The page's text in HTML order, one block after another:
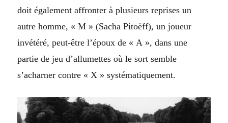
doit également affronter à plusieurs reprises un
autre homme, « M »(Sacha Pitoëff), un joueur
invétéré, peut-être l’époux de « A », dans une
partie de jeu d’allumettes où le sort semble
s’acharner contre «X » systématiquement.